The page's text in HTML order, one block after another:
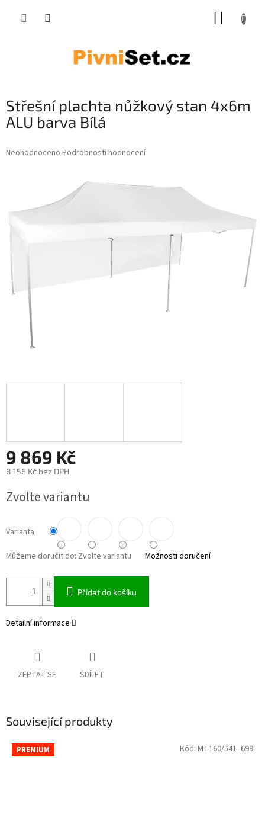
Střešní plachta nůžkový stan 4x6m
ALU barva Bílá
Průměrné hodnocení produktu je 0,0 z 5 hvězdiček.
Neohodnoceno Podrobnosti hodnocení
9 869 Kč
8 156 Kč bez DPH
Zvolte variantu
Varianta
Můžeme doručit do: Zvolte variantu Možnosti doručení
Přidat do košíku
Detailní informace
ZEPTAT SE SDÍLET
Související produkty
PREMIUM Kód: MT160/541_699